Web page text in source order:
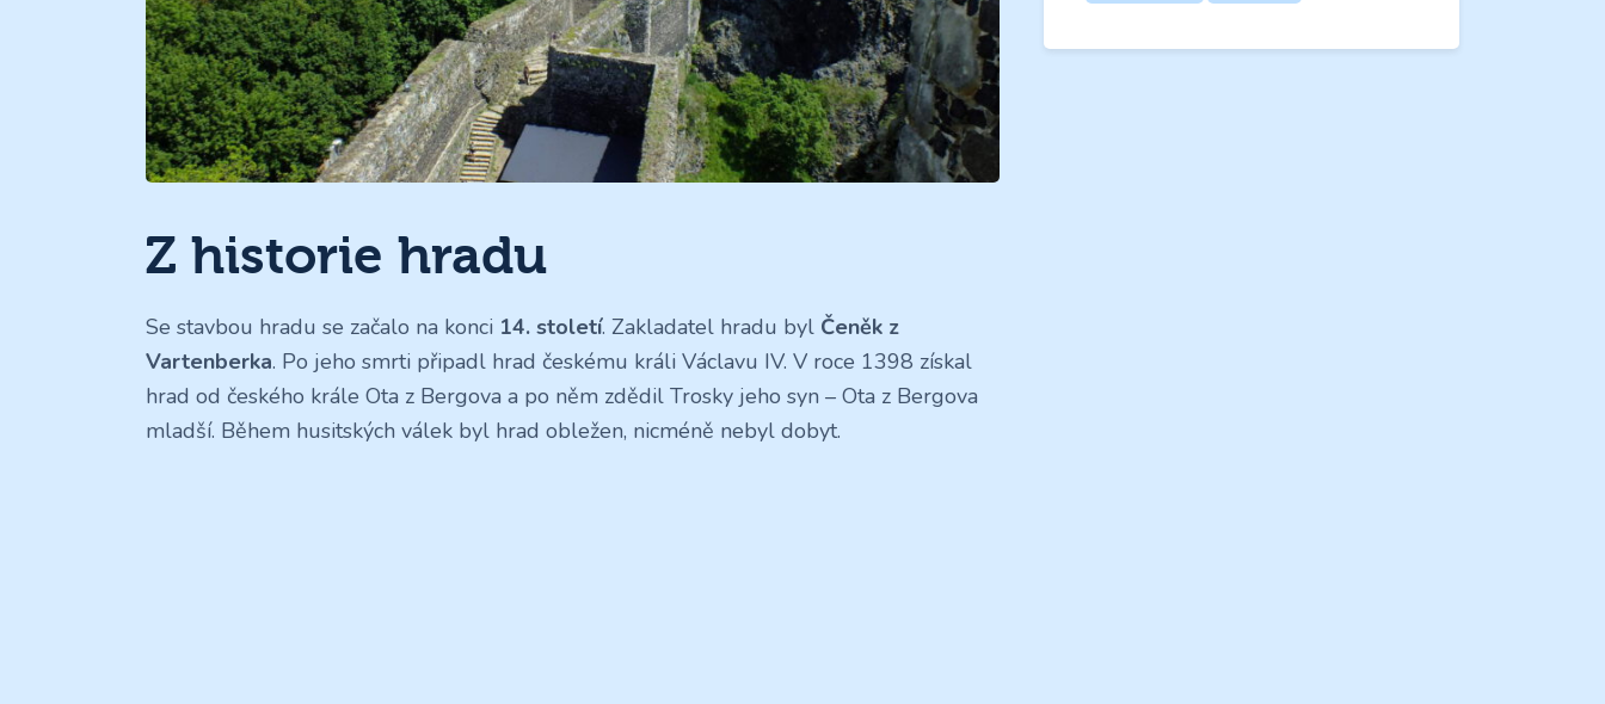
Z historie hradu
Se stavbou hradu se začalo na konci 14. století. Zakladatel hradu byl Čeněk z
Vartenberka. Po jeho smrti připadl hrad českému králi Václavu IV. V roce 1398 získal
hrad od českého krále Ota z Bergova a po něm zdědil Trosky jeho syn – Ota z Bergova
mladší. Během husitských válek byl hrad obležen, nicméně nebyl dobyt.